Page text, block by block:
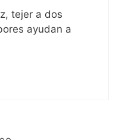
tejer a dos
ayudan a